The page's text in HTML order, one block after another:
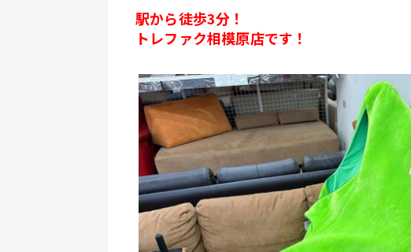
駅から徒歩3分！
トレファク相模原店です！